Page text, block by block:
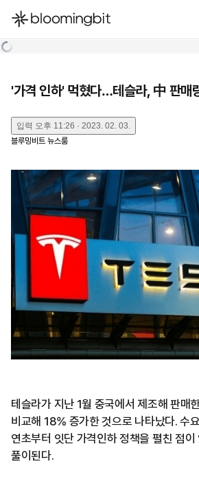
한국어
'가격 인하' 먹혔다…테슬라, 中 판
입력 오후 11:26 · 2023. 02. 03.
블루밍비트 뉴스룸
테슬라가 지난 1월 중국에서 제조해 판매
비교해 18% 증가한 것으로 나타났다. 수
연초부터 잇단 가격인하 정책을 펼친 점
풀이된다.